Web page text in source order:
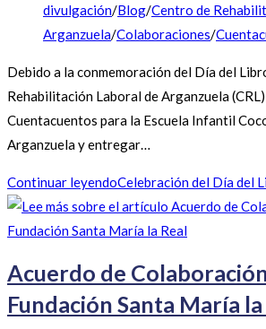
divulgación/Blog/Centro de
Arganzuela/Colaboraciones/
Debido a la conmemoración del Día del
Rehabilitación Laboral de Arganzuela
Cuentacuentos para la Escuela Infantil
Arganzuela y entregar…
Continuar leyendoCelebración del Día del
Acuerdo de
Fundación Santa María la